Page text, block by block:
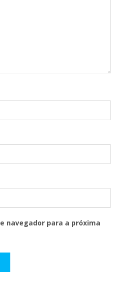
navegador para a próxima